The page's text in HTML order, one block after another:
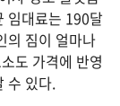
임대료는 190달
의 짐이 얼마나
도 가격에 반영
수 있다.